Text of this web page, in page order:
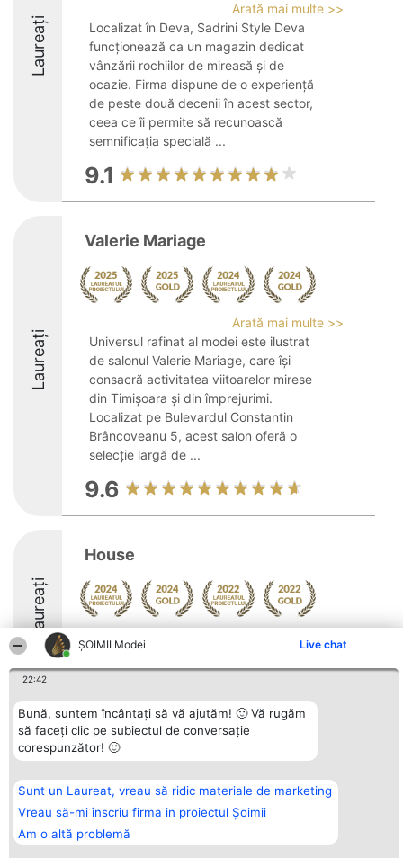
ȘOIMII Modei Live chat
22:42
Bună, suntem încântați să vă ajutăm! 🙂 Vă rugăm
să faceți clic pe subiectul de conversație
corespunzător! 🙂
Sunt un Laureat, vreau să ridic materiale de marketing
Vreau să-mi înscriu firma in proiectul Șoimii
Am o altă problemă
Laureați
Arată mai multe >>
Localizat în Deva, Sadrini Style Deva
funcționează ca un magazin dedicat
vânzării rochiilor de mireasă și de
ocazie. Firma dispune de o experiență
de peste două decenii în acest sector,
ceea ce îi permite să recunoască
semnificația specială ...
9.1
Laureați
Valerie Mariage
Arată mai multe >>
Universul rafinat al modei este ilustrat
de salonul Valerie Mariage, care își
consacră activitatea viitoarelor mirese
din Timișoara și din împrejurimi.
Localizat pe Bulevardul Constantin
Brâncoveanu 5, acest salon oferă o
selecție largă de ...
9.6
Laureați
House
Organizator Ranking
BRIGHT SOLUTIONS BR SRL
Aleea Timisul De Sus 2 Bl. A30
București
tel: +40 770 990 492
Plebiscyt
Lista Tuturor
Reguli
Politica de